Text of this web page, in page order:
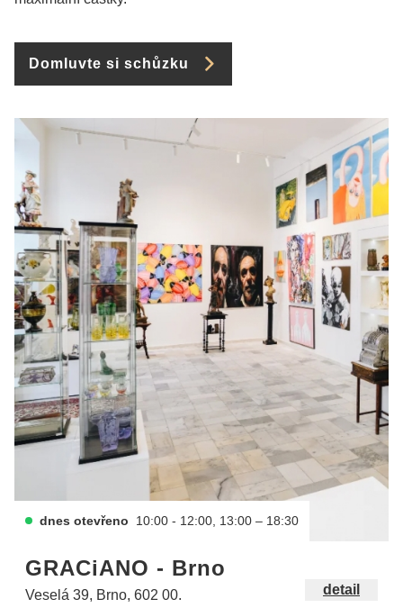
Domluvte si schůzku
dnes otevřeno 10:00 - 12:00, 13:00 – 18:30
GRACiANO - Brno
Veselá 39, Brno, 602 00. detail